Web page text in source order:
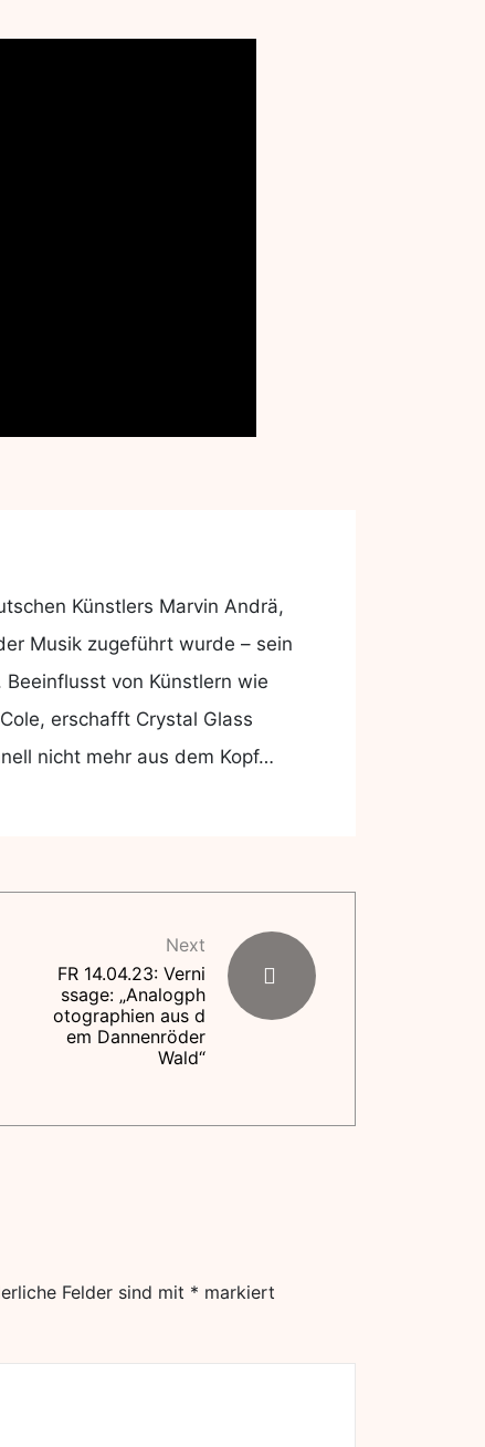
Künstlers Marvin Andrä,
Musik zugeführt wurde – sein
von Künstlern wie
erschafft Crystal Glass
nicht mehr aus dem Kopf…
Next
FR 14.04.23: Verni
ssage: „Analogph
otographien aus d
em Dannenröder
Wald“
Felder sind mit * markiert